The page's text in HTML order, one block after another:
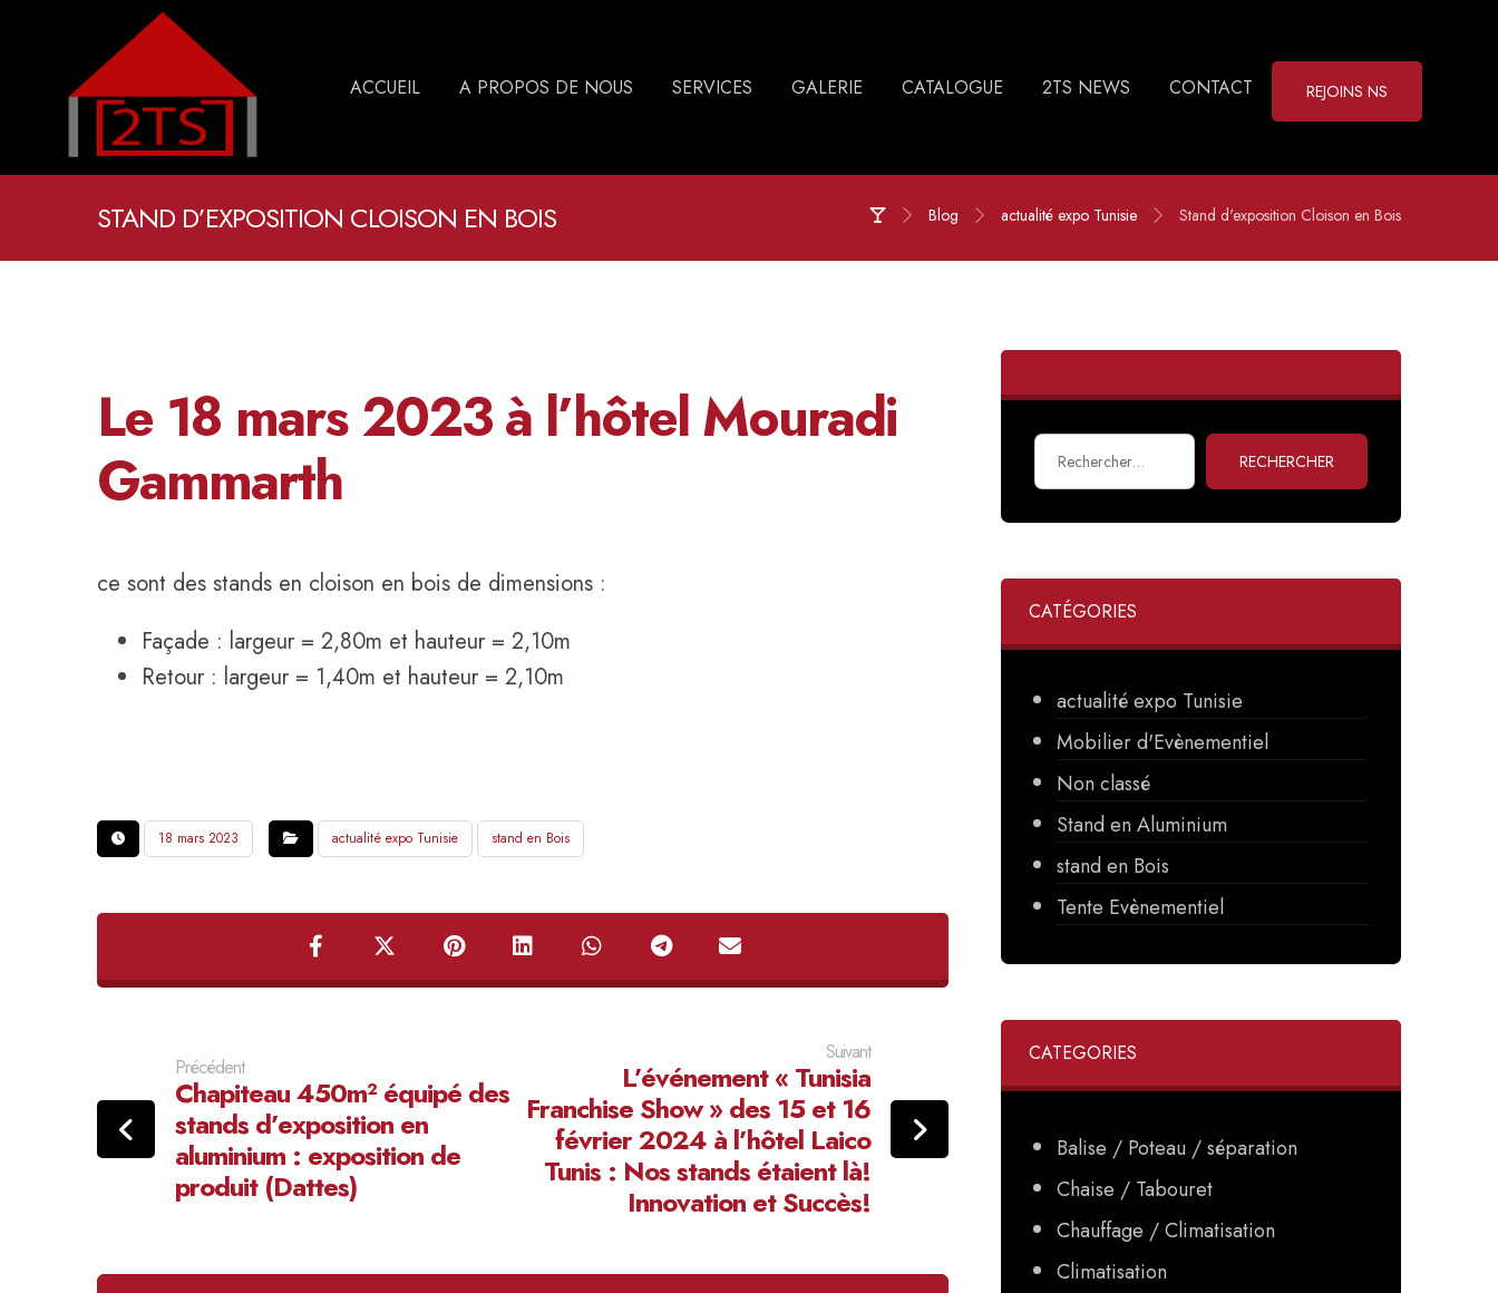
REJOINS NS
ACCUEIL A PROPOS DE NOUS SERVICES GALERIE CATALOGUE 2TS NEWS CONTACT
STAND D’EXPOSITION CLOISON EN BOIS Blog actualité expo Tunisie Stand d'exposition Cloison en Bois
Le 18 mars 2023 à l’hôtel Mouradi
Gammarth
ce sont des stands en cloison en bois de dimensions :
Façade : largeur = 2,80m et hauteur = 2,10m
Retour : largeur = 1,40m et hauteur = 2,10m
18 mars 2023 actualité expo Tunisie stand en Bois
Précédent
Chapiteau 450m² équipé des
stands d’exposition en
aluminium : exposition de
produit (Dattes)
Suivant
L’événement « Tunisia
Franchise Show » des 15 et 16
février 2024 à l’hôtel Laico
Tunis : Nos stands étaient là!
Innovation et Succès!
RECHERCHER
CATÉGORIES
actualité expo Tunisie
Mobilier d'Evènementiel
Non classé
Stand en Aluminium
stand en Bois
Tente Evènementiel
CATEGORIES
Balise / Poteau / séparation
Chaise / Tabouret
Chauffage / Climatisation
Climatisation